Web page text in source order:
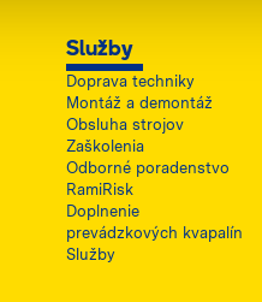
Služby
Doprava techniky
Montáž a demontáž
Obsluha strojov
Zaškolenia
Odborné poradenstvo
RamiRisk
Doplnenie
prevádzkových kvapalín
Služby